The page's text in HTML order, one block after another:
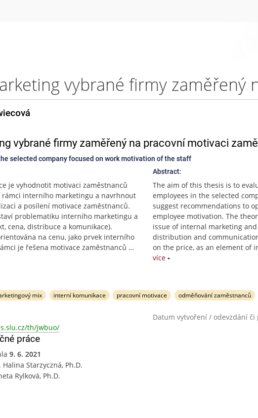
vybrané firmy zaměřený na pracovní motivaci
selected company focused on work motivation of the staff
je vyhodnotit motivaci zaměstnanců
interního marketingu a navrhnout
a posílení motivace zaměstnanců.
problematiku interního marketingu a
cena, distribuce a komunikace).
na cenu, jako prvek interního
je řešena motivace zaměstnanců …
Abstract:
The aim of this thesis is to
employees in the selected
suggest recommendations to
employee motivation. The
issue of internal marketing
distribution and
on the price, as an element of
více
mix interní komunikace pracovní motivace odměňování zaměstnanců
Datum vytvoření / odevzdání či
th/jwbuo/
práce
9. 6. 2021
Starzyczná, Ph.D.
Rylková, Ph.D.